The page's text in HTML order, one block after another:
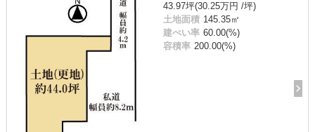
43.97坪(30.25万円 /坪)
土地面積 145.35㎡
建ぺい率 60.00(%)
容積率 200.00(%)